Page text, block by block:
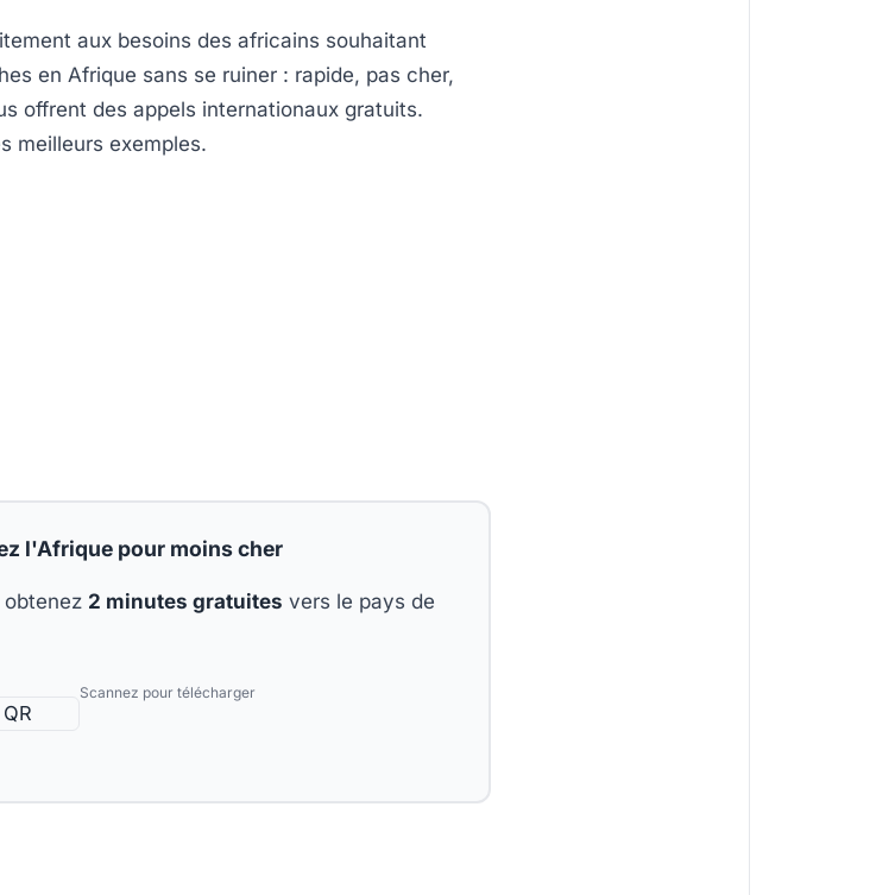
aux besoins des africains souhaitant
en Afrique sans se ruiner : rapide, pas cher,
offrent des appels internationaux gratuits.
meilleurs exemples.
l'Afrique pour moins cher
obtenez 2 minutes gratuites vers le pays de
Scannez pour télécharger